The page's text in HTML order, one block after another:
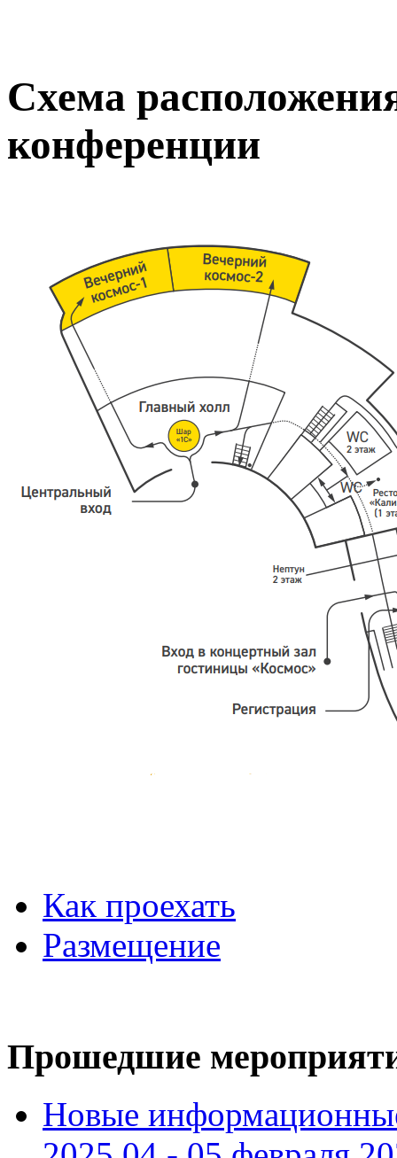
Схема
конференции
Как проехать
Размещение
Прошедшие
Новые